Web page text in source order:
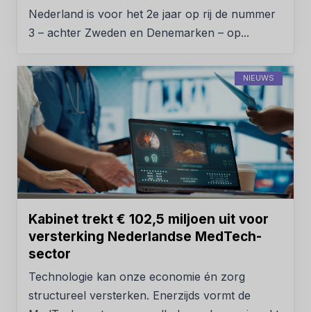
Nederland is voor het 2e jaar op rij de nummer
3 – achter Zweden en Denemarken – op...
NIEUWS
Kabinet trekt € 102,5 miljoen uit voor
versterking Nederlandse MedTech-
sector
Technologie kan onze economie én zorg
structureel versterken. Enerzijds vormt de